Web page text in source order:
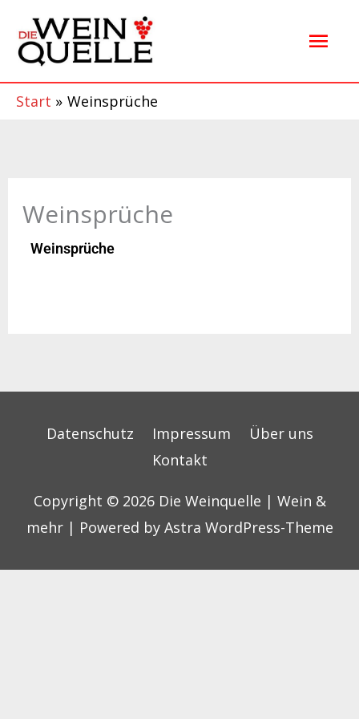
Inhalt
springen
Start Weinsprüche
Weinsprüche
Weinsprüche
Datenschutz Impressum
Über uns
Kontakt
Copyright © 2026 Die Weinquelle | Wein &
mehr| Powered by Astra WordPress-Theme